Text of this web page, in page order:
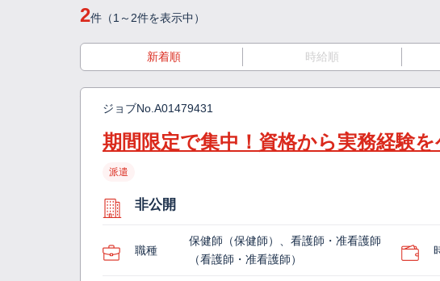
2件（1～2件を表示中）
新着順 時給順
ジョブNo. A01479431
期間限定で集中！資格から実務経験
派遣
非公開
職種
保健師（保健師）、看護師・准看護師
（看護師・准看護師）